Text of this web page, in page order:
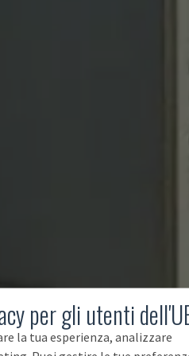
per gli utenti
la tua esperienza, analizzare